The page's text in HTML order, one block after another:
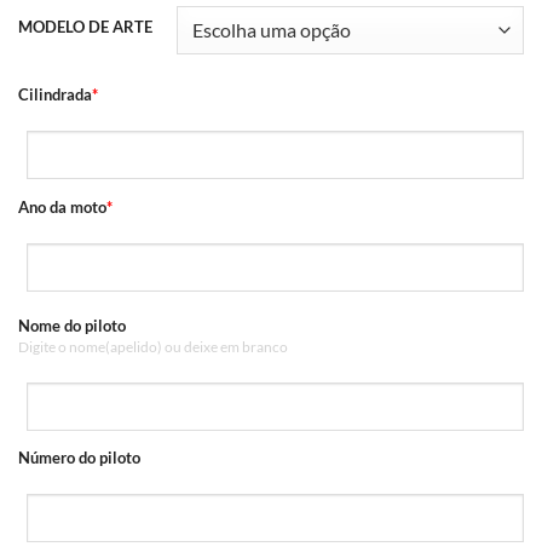
MODELO DE ARTE
Cilindrada*
Ano da moto*
Nome do piloto
Digite o nome(apelido) ou deixe em branco
Número do piloto